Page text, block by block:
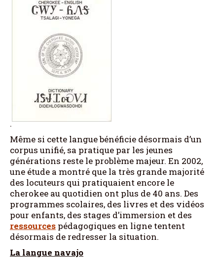
.
Même si cette langue bénéficie désormais d’un
corpus unifié, sa pratique par les jeunes
générations reste le problème majeur. En 2002,
une étude a montré que la très grande majorité
des locuteurs qui pratiquaient encore le
cherokee au quotidien ont plus de 40 ans. Des
programmes scolaires, des livres et des vidéos
pour enfants, des stages d’immersion et des
ressources pédagogiques en ligne tentent
désormais de redresser la situation.
La langue navajo